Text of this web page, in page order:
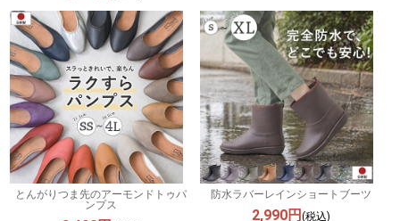
とんがりつま先のアーモンドトゥパ
ンプス
防水ラバーレインショートブーツ
2,990円 (税込)